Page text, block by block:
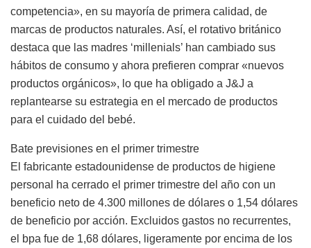
competencia», en su mayoría de primera calidad, de
marcas de productos naturales. Así, el rotativo británico
destaca que las madres ‘millenials’ han cambiado sus
hábitos de consumo y ahora prefieren comprar «nuevos
productos orgánicos», lo que ha obligado a J&J a
replantearse su estrategia en el mercado de productos
para el cuidado del bebé.
Bate previsiones en el primer trimestre
El fabricante estadounidense de productos de higiene
personal ha cerrado el primer trimestre del año con un
beneficio neto de 4.300 millones de dólares o 1,54 dólares
de beneficio por acción. Excluidos gastos no recurrentes,
el bpa fue de 1,68 dólares, ligeramente por encima de los